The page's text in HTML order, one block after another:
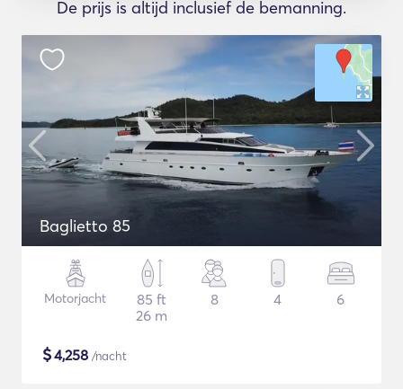
De prijs is altijd inclusief de bemanning.
Baglietto 85
Motorjacht
85 ft
26 m
8 4 6
$4,258 /nacht